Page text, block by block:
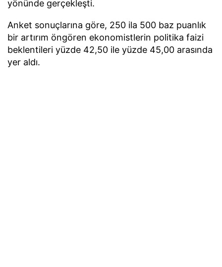
yönünde gerçekleşti.
Anket sonuçlarına göre, 250 ila 500 baz puanlık
bir artırım öngören ekonomistlerin politika faizi
beklentileri yüzde 42,50 ile yüzde 45,00 arasında
yer aldı.